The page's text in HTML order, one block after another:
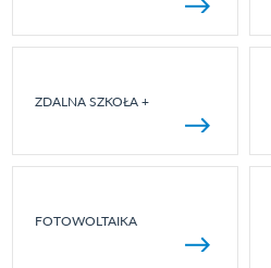
ZDALNA SZKOŁA +
FOTOWOLTAIKA